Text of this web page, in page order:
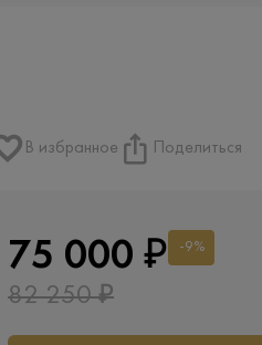
В избранное Поделиться
75 000 ₽ -9%
82 250 ₽